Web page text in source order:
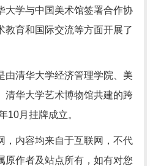
大学与中国美术馆签署合作协
教育和国际交流等方面开展了
由清华大学经济管理学院、美
清华大学艺术博物馆共建的跨
10月挂牌成立。
，内容均来自于互联网，不代
原作者及站点所有，如有对您